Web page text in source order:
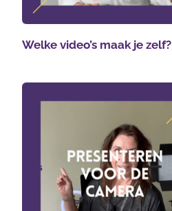
Welke video’s maak je zelf?